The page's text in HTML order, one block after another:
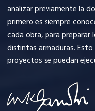
analizar previamente la
primero es siempre
cada obra, para preparar
distintas armaduras.
proyectos se puedan